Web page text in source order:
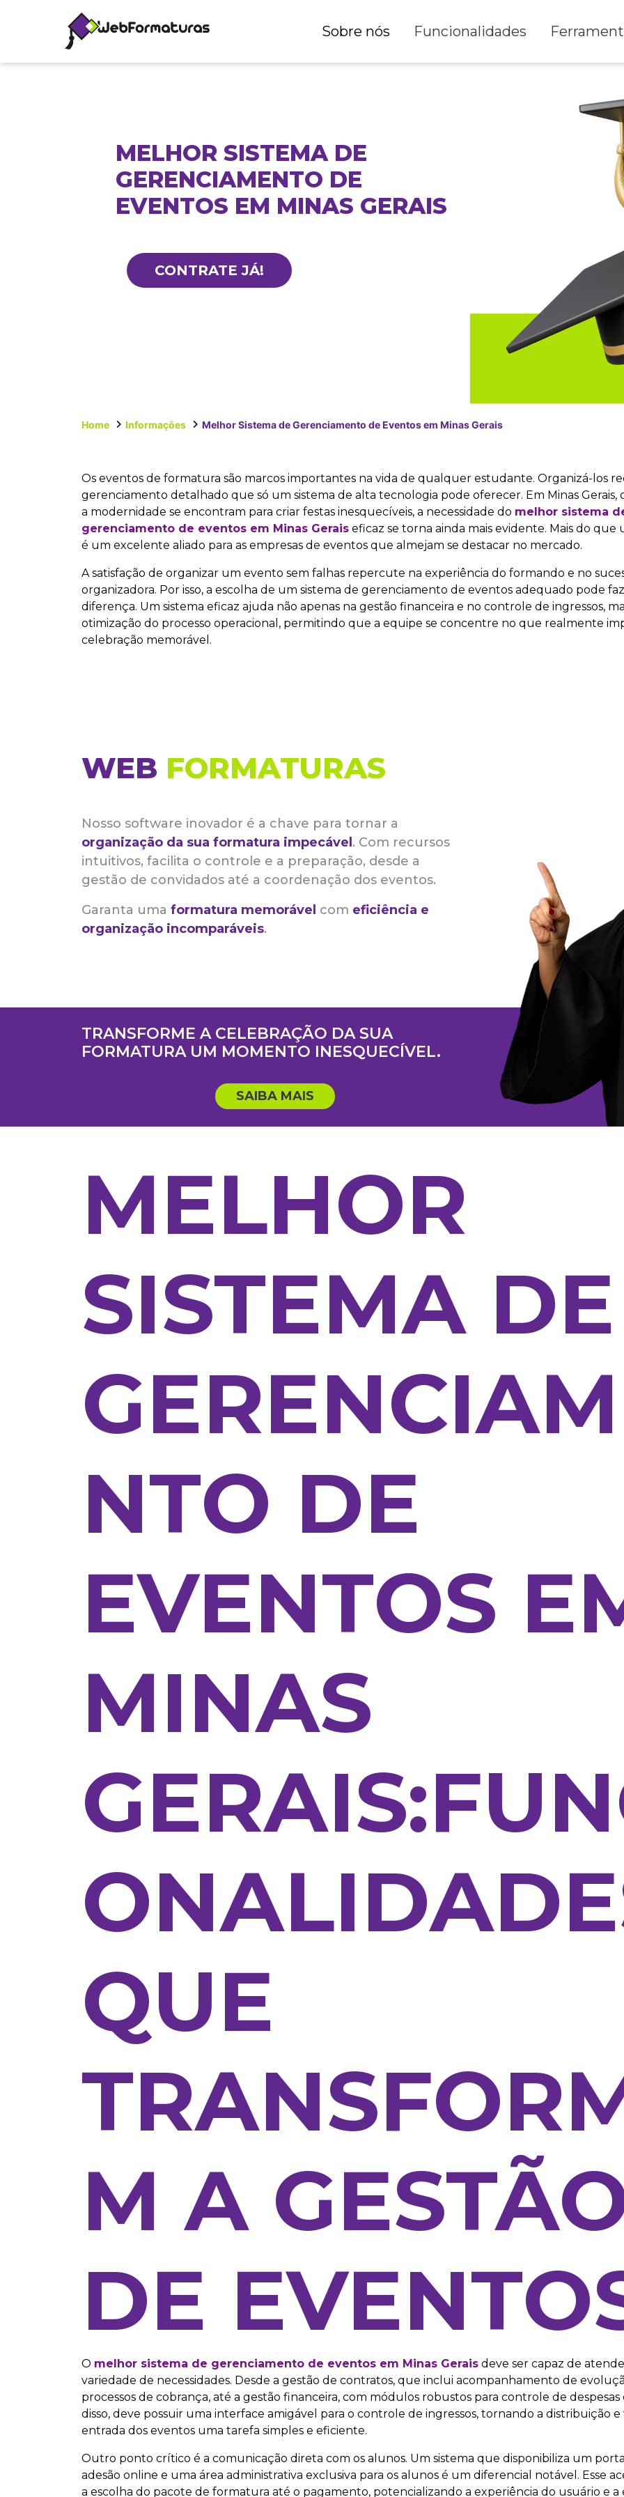
Sobre nós Funcionalidades
MELHOR SISTEMA DE
GERENCIAMENTO DE
EVENTOS EM MINAS GERAIS
CONTRATE JÁ!
Home Informações Melhor Sistema de Gerenciamento de Eventos em Minas Gerais
Os eventos de formatura são marcos importantes na vida de qualquer estudante. Organizá-los
gerenciamento detalhado que só um sistema de alta tecnologia pode oferecer. Em Minas Gerais,
a modernidade se encontram para criar festas inesquecíveis, a necessidade do melhor sistema
gerenciamento de eventos em Minas Gerais eficaz se torna ainda mais evidente. Mais do que
é um excelente aliado para as empresas de eventos que almejam se destacar no mercado.
A satisfação de organizar um evento sem falhas repercute na experiência do formando e no
organizadora. Por isso, a escolha de um sistema de gerenciamento de eventos adequado pode
diferença. Um sistema eficaz ajuda não apenas na gestão financeira e no controle de ingressos,
otimização do processo operacional, permitindo que a equipe se concentre no que realmente
celebração memorável.
WEB FORMATURAS
Nosso software inovador é a chave para tornar a
organização da sua formatura impecável . Com recursos
intuitivos, facilita o controle e a preparação, desde a
gestão de convidados até a coordenação dos eventos.
Garanta uma formatura memorável com eficiência e
organização incomparáveis.
TRANSFORME A CELEBRAÇÃO DA SUA
FORMATURA UM MOMENTO INESQUECÍVEL.
SAIBA MAIS
MELHOR
SISTEMA DE
NTO DE
EVENTOS
MINAS
QUE
M A
DE
O melhor sistema de gerenciamento de eventos em Minas Gerais deve ser capaz de
variedade de necessidades. Desde a gestão de contratos, que inclui acompanhamento de
processos de cobrança, até a gestão financeira, com módulos robustos para controle de despesas
disso, deve possuir uma interface amigável para o controle de ingressos, tornando a distribuição
entrada dos eventos uma tarefa simples e eficiente.
Outro ponto crítico é a comunicação direta com os alunos. Um sistema que disponibiliza um
adesão online e uma área administrativa exclusiva para os alunos é um diferencial notável. Esse
a escolha do pacote de formatura até o pagamento, potencializando a experiência do usuário e a